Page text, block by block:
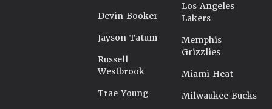
Devin Booker
Jayson Tatum
Russell
Westbrook
Trae Young
Los Angeles
Lakers
Memphis
Grizzlies
Miami Heat
Milwaukee Bucks